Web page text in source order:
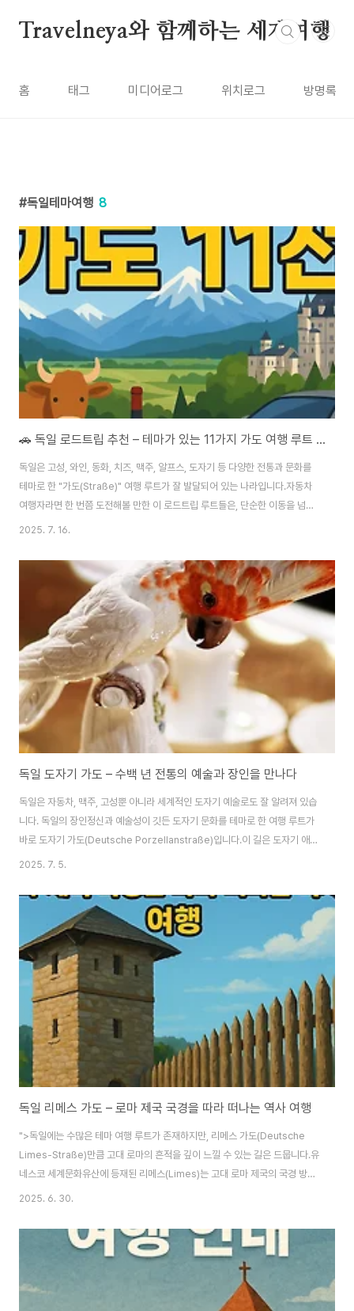
Travelneya와 함께하는 세계여행
홈 태그 미디어로그 위치로그 방명록
독일테마여행 8
🚗 독일 로드트립 추천 – 테마가 있는 11가지 가도 여행 루트 총정리
독일은 고성, 와인, 동화, 치즈, 맥주, 알프스, 도자기 등 다양한 전통과 문화를
테마로 한 "가도(Straße)" 여행 루트가 잘 발달되어 있는 나라입니다.​자동차
여행자라면 한 번쯤 도전해볼 만한 이 로드트립 루트들은, 단순한 이동을 넘어
역사, 미식, 자연, 건축, 문화를 모두 담고 있습니다.​이번 포스팅에서는 독일에
(Romantische Straße)구간: 뷔르츠부르크 → 퓌센길이: 약 400km특징:
중세 마을, 고성, 알프스 절경하이라이트: 로텐부르크, 노이슈반슈타인 성추천
시기: 봄~가을https://blog.naver.com/travelneya/223896338408
독일의 낭만을 달리다 – 로맨틱 가도(Ro..
2025. 7. 16.
독일 도자기 가도 – 수백 년 전통의 예술과 장인을 만나다
독일은 자동차, 맥주, 고성뿐 아니라 세계적인 도자기 예술로도 잘 알려져 있습
니다. 독일의 장인정신과 예술성이 깃든 도자기 문화를 테마로 한 여행 루트가
바로 도자기 가도(Deutsche Porzellanstraße)입니다.​이 길은 도자기 애호
가, 공예와 예술에 관심 있는 여행자, 그리고 수공예품을 사랑하는 분들에게 잊
Porzellanstraße)는 바이에른 북부와 튀링겐 주를 중심으로 형성된 루트로,
독일 도자기 역사의 중심지들을 연결합니다.​마이센(Meißen), 젤브(Selb), 플
라우엔(Plauen) 등 세계적인 도자기 브랜드와 공방, 박물관, 도자기 마을을 방
문하며 300여 년의 도자기 역사를 따라가는 여행입니다.?..
2025. 7. 5.
독일 리메스 가도 – 로마 제국 국경을 따라 떠나는 역사 여행
">독일에는 수많은 테마 여행 루트가 존재하지만, 리메스 가도(Deutsche
Limes-Straße)만큼 고대 로마의 흔적을 깊이 느낄 수 있는 길은 드뭅니다.​유
네스코 세계문화유산에 등재된 리메스(Limes)는 고대 로마 제국의 국경 방어
선으로, 독일 중서부를 가로지르며 지금도 수많은 성채, 탑, 박물관, 유적지로
Straße)는 약 550km에 달하는 길로, 라인 강 근처의 라인브로일
(Rheinbrohl)에서 시작해 다뉴브 강의 레겐스부르크(Regensburg)까지 이
어집니다.​길을 따라 로마 시대의 성채, 주둔지, 망루, 목책, 박물관 등을 만나볼
수 있어, 고대 로마와 독일 초기 역사를 온몸으로 느끼는 여행이 가능..
2025. 6. 30.